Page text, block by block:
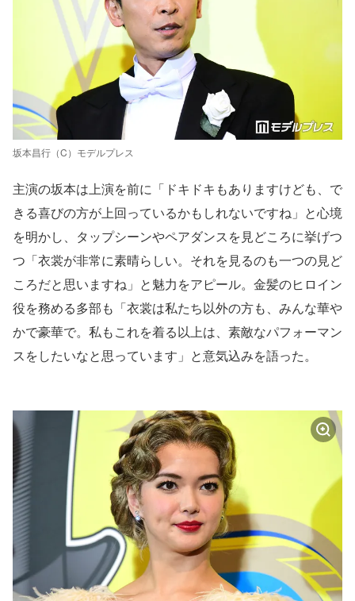
坂本昌行（C）モデルプレス
主演の坂本は上演を前に「ドキドキもありますけども、で
きる喜びの方が上回っているかもしれないですね」と心境
を明かし、タップシーンやペアダンスを見どころに挙げつ
つ「衣裳が非常に素晴らしい。それを見るのも一つの見ど
ころだと思いますね」と魅力をアピール。金髪のヒロイン
役を務める多部も「衣裳は私たち以外の方も、みんな華や
かで豪華で。私もこれを着る以上は、素敵なパフォーマン
スをしたいなと思っています」と意気込みを語った。